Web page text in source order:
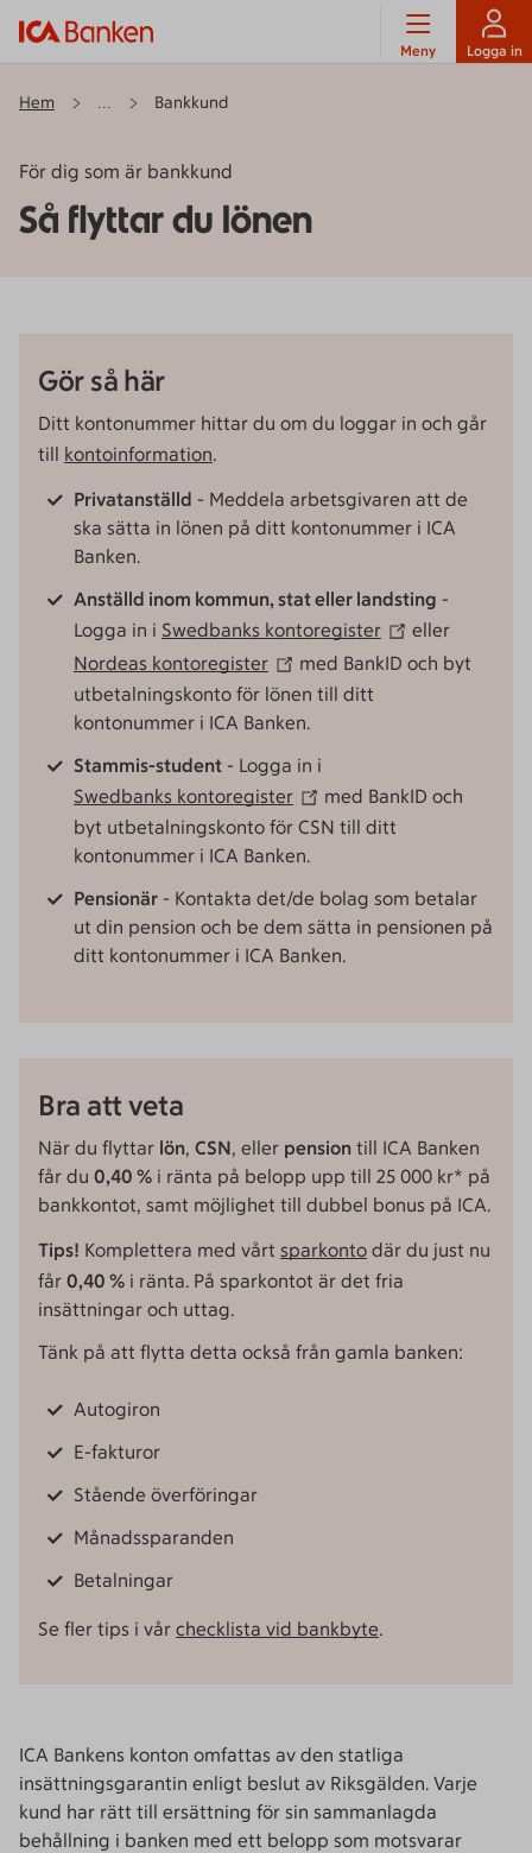
Meny Logga in
Hem ... Bankkund
För dig som är bankkund
Så flyttar du lönen
Gör så här
Ditt kontonummer hittar du om du loggar in och går
till kontoinformation.
Privatanställd - Meddela arbetsgivaren att de
ska sätta in lönen på ditt kontonummer i ICA
Banken.
Anställd inom kommun, stat eller landsting -
Logga in i Swedbanks kontoregister
eller
Nordeas kontoregister
med BankID och byt
utbetalningskonto för lönen till ditt
kontonummer i ICA Banken.
Stammis-student - Logga in i
Swedbanks kontoregister
med BankID och
byt utbetalningskonto för CSN till ditt
kontonummer i ICA Banken.
Pensionär - Kontakta det/de bolag som betalar
ut din pension och be dem sätta in pensionen på
ditt kontonummer i ICA Banken.
Bra att veta
När du flyttar lön, CSN, eller pension till ICA Banken
får du 0,40 % i ränta på belopp upp till 25 000 kr* på
bankkontot, samt möjlighet till dubbel bonus på ICA.
Tips! Komplettera med vårt sparkonto där du just nu
får 0,40 % i ränta. På sparkontot är det fria
insättningar och uttag.
Tänk på att flytta detta också från gamla banken:
Autogiron
E-fakturor
Stående överföringar
Månadssparanden
Betalningar
Se fler tips i vår checklista vid bankbyte.
ICA Bankens konton omfattas av den statliga
insättningsgarantin enligt beslut av Riksgälden. Varje
kund har rätt till ersättning för sin sammanlagda
behållning i banken med ett belopp som motsvarar